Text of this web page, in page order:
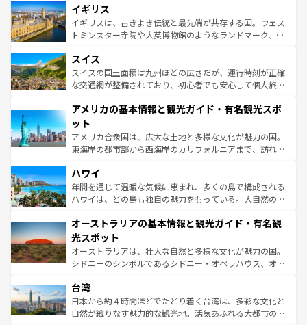
香り高いラベンダー畑など、多彩な楽しみ方が可能だ。さ
らに、パリ以外の地域にも魅力が溢れており、どの街角に
も豊かな歴史と文化が息づいている。パリ以外の個性あふ
を参照してほしい。
顔を持つこの国は、どこを歩いても飽きることがない。ベ
ルリンの文化的活気、バイエルン州のアルプスの絶景、そ
してライン川沿いのワイン畑といった風景は必見。ビール
は、お酒好きな人にはぜひ体験してほしい。 なお、新着の
ドイツ情報はコンテンツ一覧を参照してほしい。
イギリス
イギリスは、古きよき伝統と最先端が共存する国。ウェス
トミンスター寺院や大英博物館のようなランドマーク、歴
リアごとに異なる魅力がある。また、優雅なアフタヌーン
ティー、ビール好きにはたまらない英国パブ、サッカー観
戦など、本場だからこそできる体験も豊富。イギリスを旅
ンツ一覧を参照してほしい。
スイス
スイスの国土面積は九州ほどの広さだが、運行時刻が正確
な交通網が整備されており、初心者でも安心して個人旅行
の建物がそのまま残る町や、スイスならではのユニークな
博物館もあり、アルプス観光だけでなく町歩きも満喫する
ことができる。国民の所得が高いため物価も高いが、旅行
者向けの交通パス提供のサービスもあり、うまく活用すれ
着のスイス情報は
アメリカの基本情報と観光ガイド・有名観光スポ
ット
アメリカ合衆国は、広大な土地と多様な文化が魅力の国。
東海岸の都市部から西海岸のカリフォルニアまで、訪れる
のような巨大都市は、観光、ショッピング、エンターテイ
ンメントが詰まった刺激的なスポットだ。一方、アメリカ
西部には大自然が広がり、グランドキャニオンやイエロー
部のニューオーリンズでは、音楽と美食が融合した独特の
文化が魅力。旅行者はアメリカの各地域で異なる魅力を楽
しみながら、その多様性と豊かな歴史を感じることができ
るだろう。車でのロードトリップや列車の旅も、アメリカ
情報は
ハワイ
年間を通じて温暖な気候に恵まれ、多くの島で構成される
ハワイは、どの島も独自の魅力をもっている。大自然の神
ワイ島は見逃せない。また、定番の観光地といえばオアフ
島だが、静かな自然を求めるならマウイ島やカウアイ島が
おすすめ。エメラルドグリーンに輝く海をはじめ、豊かな
文化や歴史が息づいている。「アロハスピリット」と呼ば
人々、おいしいローカルフードやハワイアンミュージッ
ク、伝統的なフラダンスなど、すべてがハワイの魅力を彩
っている。訪れるたびに新しい発見と感動が待っているハ
オーストラリアの基本情報と観光ガイド・有名観
光スポット
オーストラリアは、壮大な自然と多様な文化が魅力の国。
シドニーのシンボルであるシドニー・オペラハウス、オー
リアリーフや大陸中央部にそびえるウルル（エアーズロッ
ク）、タスマニアの美しい原生林やケアンズの熱帯雨林な
ど、見どころがたくさん。また、カフェやワイン、オージ
台湾
日本から約４時間ほどでたどり着く台湾は、多彩な文化と
自然が織りなす魅力的な観光地。活気あふれる大都市の台